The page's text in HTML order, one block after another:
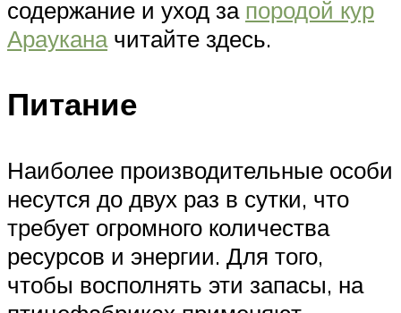
содержание и уход за породой кур
Арауканачитайте здесь.
Питание
Наиболее производительные особи
несутся до двух раз в сутки, что
требует огромного количества
ресурсов и энергии. Для того,
чтобы восполнять эти запасы, на